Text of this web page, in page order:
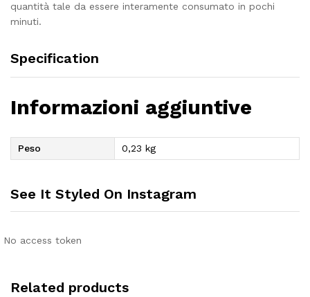
quantità tale da essere interamente consumato in pochi
minuti.
Specification
Informazioni aggiuntive
Peso 0,23 kg
See It Styled On Instagram
No access token
Related products